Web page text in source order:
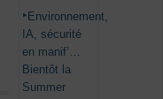
Environnement,
IA, sécurité
en manif’…
Bientôt la
Summer